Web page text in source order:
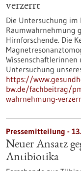
verzerrt
Die Untersuchung
Raumwahrnehmung
Hirnforschende. Die
Wissenschaftlerinnen
Untersuchung
https://
bw.de/fachbeitrag/
wahrnehmung-
Pressemitteilung -
Neuer Ansatz
Antibiotika